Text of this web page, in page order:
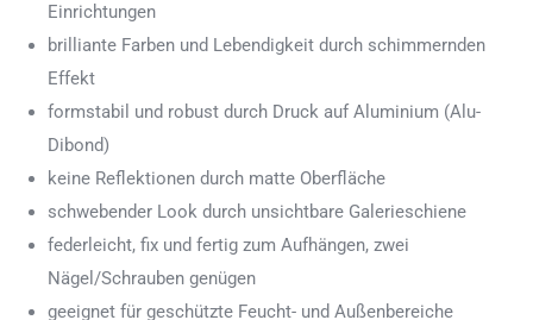
Einrichtungen
brilliante Farben und Lebendigkeit durch schimmernden
Effekt
formstabil und robust durch Druck auf Aluminium (Alu-
Dibond)
keine Reflektionen durch matte Oberfläche
schwebender Look durch unsichtbare Galerieschiene
federleicht, fix und fertig zum Aufhängen, zwei
Nägel/Schrauben genügen
geeignet für geschützte Feucht- und Außenbereiche